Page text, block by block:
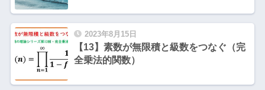
2023年8月15日
【13】素数が無限積と級数をつなぐ（完
全乗法的関数）